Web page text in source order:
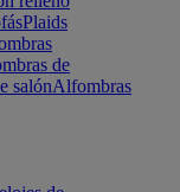
Plaids
de
salónAlfombras